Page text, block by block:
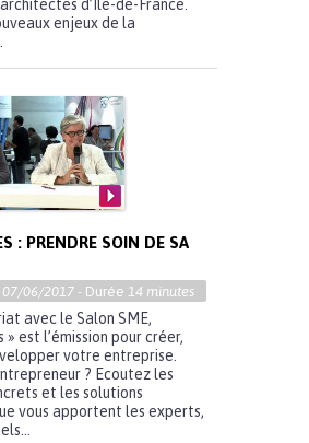
d’Île-de-France.
enjeux de la
: PRENDRE SOIN DE SA
07/06/2017 - Durée 14 minutes
avec le Salon SME,
» est l’émission pour créer,
votre entreprise.
? Ecoutez les
et les solutions
vous apportent les experts,